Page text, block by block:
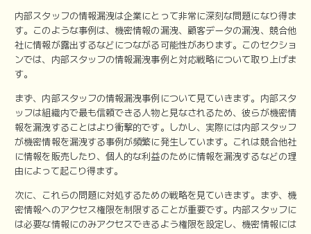
内部スタッフの情報漏洩は企業にとって非常に深刻な問題になり得ま
す。このような事例は、機密情報の漏洩、顧客データの漏洩、競合他
社に情報が露出するなどにつながる可能性があります。このセクショ
ンでは、内部スタッフの情報漏洩事例と対応戦略について取り上げま
す。
まず、内部スタッフの情報漏洩事例について見ていきます。内部スタ
ッフは組織内で最も信頼できる人物と見なされるため、彼らが機密情
報を漏洩することはより衝撃的です。しかし、実際には内部スタッフ
が機密情報を漏洩する事例が頻繁に発生しています。これは競合他社
に情報を販売したり、個人的な利益のために情報を漏洩するなどの理
由によって起こり得ます。
次に、これらの問題に対処するための戦略を見ていきます。まず、機
密情報へのアクセス権限を制限することが重要です。内部スタッフに
は必要な情報にのみアクセスできるよう権限を設定し、機密情報には